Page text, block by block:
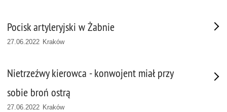
Pocisk artyleryjski w Żabnie
27.06.2022 Kraków
Nietrzeźwy kierowca - konwojent miał przy
sobie broń ostrą
27.06.2022 Kraków